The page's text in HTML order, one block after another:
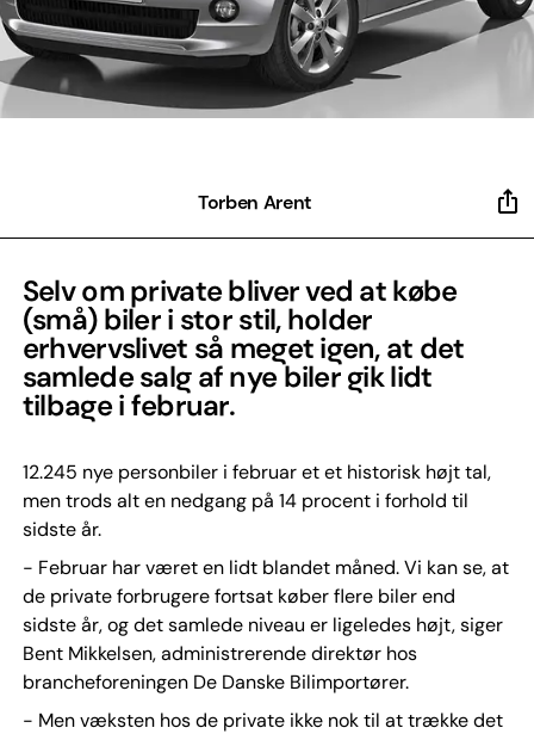
Torben Arent
Selv om private bliver ved at købe
(små) biler i stor stil, holder
erhvervslivet så meget igen, at det
samlede salg af nye biler gik lidt
tilbage i februar.
12.245 nye personbiler i februar et et historisk højt tal,
men trods alt en nedgang på 14 procent i forhold til
sidste år.
- Februar har været en lidt blandet måned. Vi kan se, at
de private forbrugere fortsat køber flere biler end
sidste år, og det samlede niveau er ligeledes højt, siger
Bent Mikkelsen, administrerende direktør hos
brancheforeningen De Danske Bilimportører.
- Men væksten hos de private ikke nok til at trække det